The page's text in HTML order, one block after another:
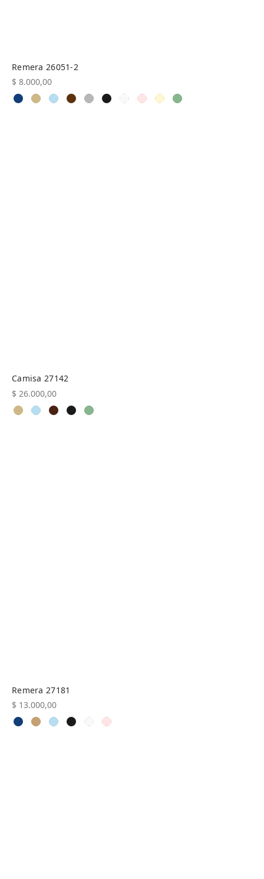
Remera 26051-2
$ 8.000,00
Camisa 27142
$ 26.000,00
Remera 27181
$ 13.000,00